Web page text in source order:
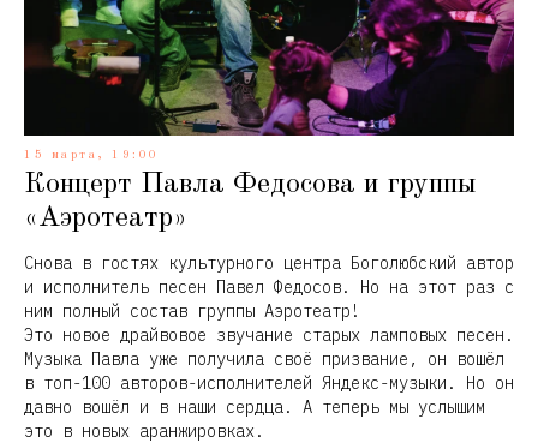
15 марта, 19:00
Концерт Павла Федосова и группы
«Аэротеатр»
Снова в гостях культурного центра Боголюбский автор
и исполнитель песен Павел Федосов. Но на этот раз с
ним полный состав группы Аэротеатр!
Это новое драйвовое звучание старых ламповых песен.
Музыка Павла уже получила своё призвание, он вошёл
в топ-100 авторов-исполнителей Яндекс-музыки. Но он
давно вошёл и в наши сердца. А теперь мы услышим
это в новых аранжировках.